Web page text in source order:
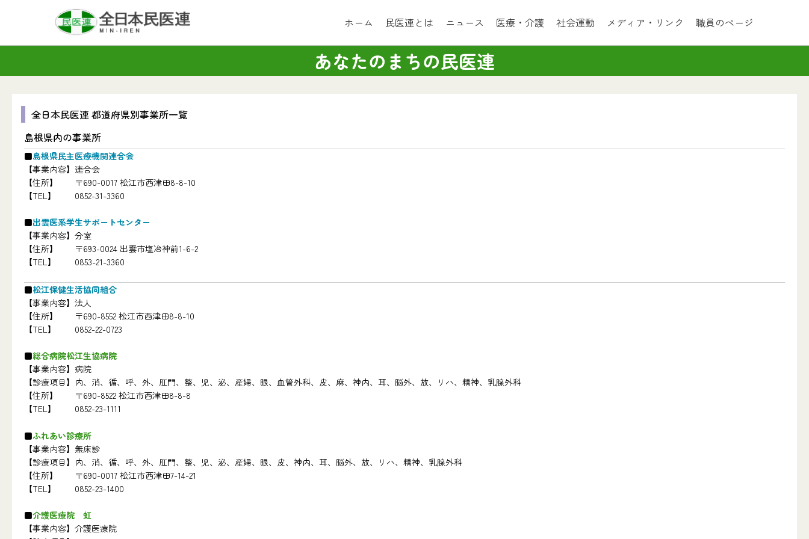
ホーム 民医連とは ニュース 医療・介護 社会運動 メディア・リンク 職員のページ
あなたのまちの民医連
全日本民医連 都道府県別事業所一覧
島根県内の事業所
島根県民主医療機関連合会
【事業内容】 連合会
【住所】
〒690-0017 松江市西津田8-8-10
【TEL】
0852-31-3360
出雲医系学生サポートセンター
【事業内容】 分室
【住所】
〒693-0024 出雲市塩冶神前1-6-2
【TEL】
0853-21-3360
松江保健生活協同組合
【事業内容】 法人
【住所】
〒690-8552 松江市西津田8-8-10
【TEL】
0852-22-0723
総合病院松江生協病院
【事業内容】 病院
【診療項目】 内、消、循、呼、外、肛門、整、児、泌、産婦、眼、血管外科、皮、麻、神内、耳、脳外、放、リハ、精神、乳腺外科
【住所】
〒690-8522 松江市西津田8-8-8
【TEL】
0852-23-1111
ふれあい診療所
【事業内容】 無床診
【診療項目】 内、消、循、呼、外、肛門、整、児、泌、産婦、眼、皮、神内、耳、脳外、放、リハ、精神、乳腺外科
【住所】
〒690-0017 松江市西津田7-14-21
【TEL】
0852-23-1400
介護医療院 虹
【事業内容】 介護医療院